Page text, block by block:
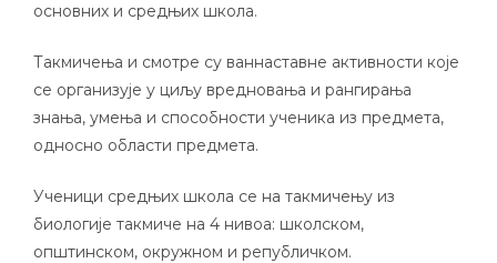
основних и средњих школа.
Такмичења и смотре су ваннаставне активности које
се организује у циљу вредновања и рангирања
знања, умења и способности ученика из предмета,
односно области предмета.
Ученици средњих школа се на такмичењу из
биологије такмиче на 4 нивоа: школском,
општинском, окружном и републичком.